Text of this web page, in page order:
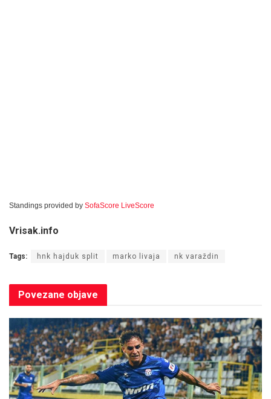
Standings provided by SofaScore LiveScore
Vrisak.info
Tags: hnk hajduk split marko livaja nk varaždin
Povezane objave